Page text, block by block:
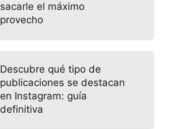
sacarle el máximo
provecho
Descubre qué tipo de
publicaciones se destacan
en Instagram: guía
definitiva